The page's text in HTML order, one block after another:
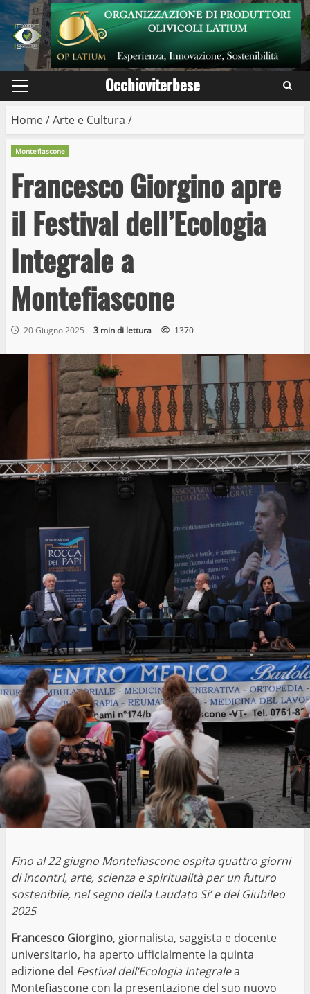
Skip
to
content
Primary
Occhioviterbese
Home/Arte e Cultura /
Montefiascone
Francesco Giorgino apre
il Festival dell’Ecologia
Integrale a
Montefiascone
20 Giugno 2025 3 min di lettura 1370
Fino al 22 giugno Montefiascone ospita quattro giorni
di incontri, arte, scienza e spiritualità per un futuro
sostenibile, nel segno della Laudato Si’ e del Giubileo
2025
Francesco Giorgino, giornalista, saggista e docente
universitario, ha aperto ufficialmente la quinta
edizione del Festival dell’Ecologia Integralea
Montefiascone con la presentazione del suo nuovo